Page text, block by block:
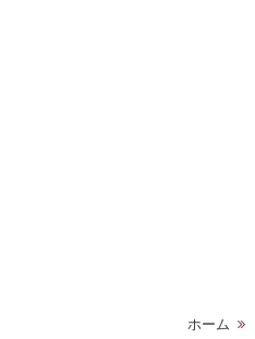
ホーム